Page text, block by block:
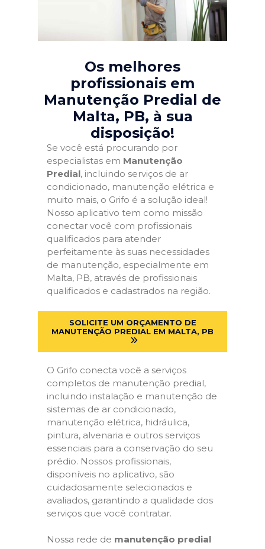
Os melhores
profissionais em
Manutenção Predial de
Malta, PB, à sua
disposição!
Se você está procurando por
especialistas em Manutenção
Predial, incluindo serviços de ar
condicionado, manutenção elétrica e
muito mais, o Grifo é a solução ideal!
Nosso aplicativo tem como missão
conectar você com profissionais
qualificados para atender
perfeitamente às suas necessidades
de manutenção, especialmente em
Malta, PB, através de profissionais
qualificados e cadastrados na região.
SOLICITE UM ORÇAMENTO DE
MANUTENÇÃO PREDIAL EM MALTA, PB
O Grifo conecta você a serviços
completos de manutenção predial,
incluindo instalação e manutenção de
sistemas de ar condicionado,
manutenção elétrica, hidráulica,
pintura, alvenaria e outros serviços
essenciais para a conservação do seu
prédio. Nossos profissionais,
disponíveis no aplicativo, são
cuidadosamente selecionados e
avaliados, garantindo a qualidade dos
serviços que você contratar.
Nossa rede de manutenção predial